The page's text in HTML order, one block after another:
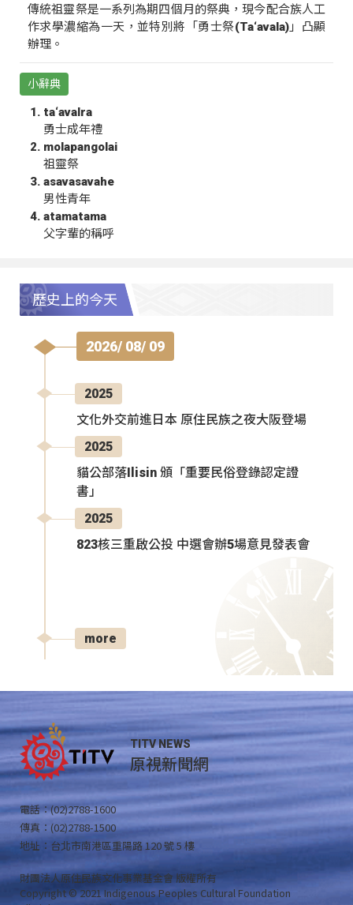
傳統祖靈祭是一系列為期四個月的祭典，現今配合族人工
作求學濃縮為一天，並特別將「勇士祭(Ta‘avala)」凸顯
辦理。
小辭典
ta‘avalra
勇士成年禮
molapangolai
祖靈祭
asavasavahe
男性青年
atamatama
父字輩的稱呼
歷史上的今天
2026/ 08/ 09
2025
文化外交前進日本 原住民族之夜大阪登場
2025
貓公部落Ilisin 頒「重要民俗登錄認定證
書」
2025
823核三重啟公投 中選會辦5場意見發表會
more
TITV NEWS
原視新聞網
電話：(02)2788-1600
傳真：(02)2788-1500
地址：台北市南港區重陽路 120 號 5 樓
財團法人原住民族文化事業基金會 版權所有
Copyright © 2021 Indigenous Peoples Cultural Foundation